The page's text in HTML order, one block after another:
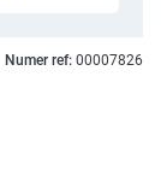
Numer ref: 00007826